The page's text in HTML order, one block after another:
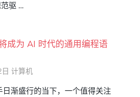
驱 …
成为 AI 时代的通用编程语
计算机
日渐盛行的当下，一个值得关注